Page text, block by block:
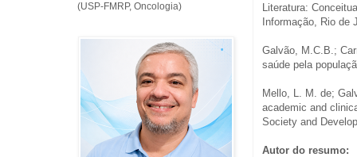
Literatura:
Informação, Rio de
Galvão, M.C.B.;
saúde pela
Mello, L. M. de;
academic and
Society and
Autor do resumo:
(USP-FMRP, Oncologia)